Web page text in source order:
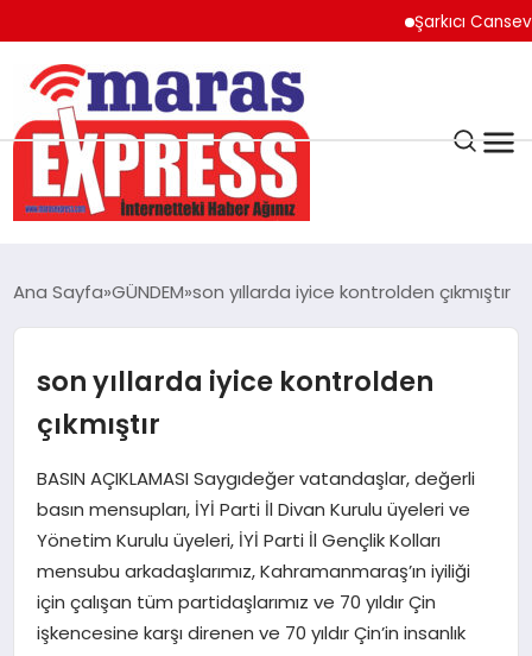
Şarkıcı Cansever
K.MARAŞ
AFŞİN
BİZE ULAŞIN
GÖKSUN
Ana Sayfa GÜNDEM son yıllarda iyice kontrolden çıkmıştır
son yıllarda iyice kontrolden
çıkmıştır
BASIN AÇIKLAMASI Saygıdeğer vatandaşlar, değerli
basın mensupları, İYİ Parti İl Divan Kurulu üyeleri ve
Yönetim Kurulu üyeleri, İYİ Parti İl Gençlik Kolları
mensubu arkadaşlarımız, Kahramanmaraş’ın iyiliği
için çalışan tüm partidaşlarımız ve 70 yıldır Çin
işkencesine karşı direnen ve 70 yıldır Çin’in insanlık